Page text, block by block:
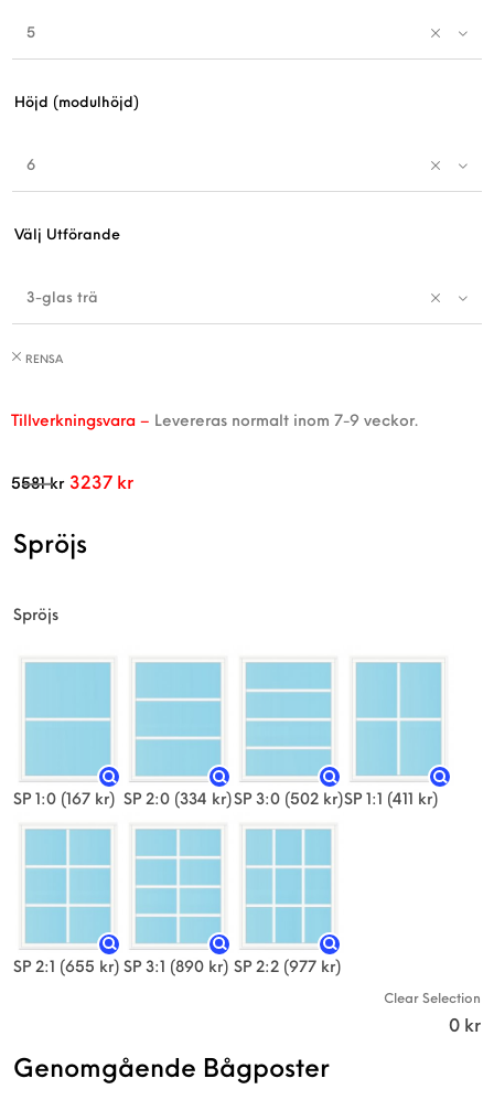
5
Höjd (modulhöjd)
6
Välj Utförande
3-glas trä
RENSA
Tillverkningsvara – Levereras normalt inom 7-9 veckor.
5581kr 3237 kr
Spröjs
Spröjs
SP 1:0 (167 kr) SP 2:0 (334 kr)SP 3:0 (502 kr)SP 1:1 (411 kr)
SP 2:1 (655 kr) SP 3:1 (890 kr) SP 2:2 (977 kr)
Clear Selection
0 kr
Genomgående Bågposter